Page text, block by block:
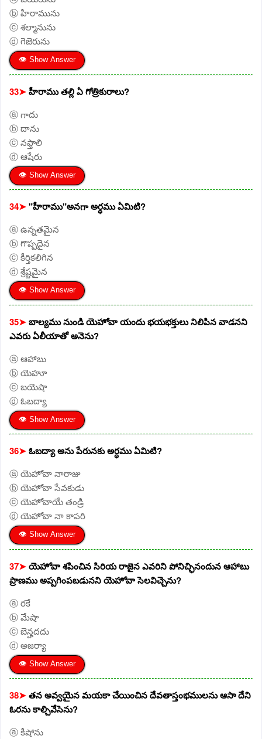
ⓑ హీరామును
ⓒ శల్మానును
ⓓ గెజెరును
👁 Show Answer
33➤హీరాము తల్లి ఏ గోత్రికురాలు?
ⓐ గాదు
ⓑ దాను
ⓒ నఫ్తాలి
ⓓ ఆషేరు
👁 Show Answer
34➤"హీరాము"అనగా అర్ధము ఏమిటి?
ⓐ ఉన్నతమైన
ⓑ గొప్పదైన
ⓒ కీర్తికలిగిన
ⓓ శ్రేష్టమైన
👁 Show Answer
35➤బాల్యము నుండి యెహోవా యందు భయభక్తులు నిలిపిన వాడనని
ఎవరు ఏలీయాతో అనెను?
ⓐ ఆహాబు
ⓑ యెహూ
ⓒ బయెషా
ⓓ ఓబద్యా
👁 Show Answer
36➤ఓబద్యా అను పేరునకు అర్ధము ఏమిటి?
ⓐ యెహోవా నారాజు
ⓑ యెహోవా సేవకుడు
ⓒ యెహోవాయే తండ్రి
ⓓ యెహోవా నా కాపరి
👁 Show Answer
37➤యెహోవా శపించిన సిరియ రాజైన ఎవరిని పోనిచ్ఛినందున ఆహాబు
ప్రాణము అప్పగింపబడునని యెహోవా సెలవిచ్చెను?
ⓐ రకే
ⓑ మేషా
ⓒ బెన్హదదు
ⓓ అజర్యా
👁 Show Answer
38➤తన అవ్వయైన మయకా చేయించిన దేవతాస్తంభములను ఆసా దేని
ఓరను కాల్చివేసెను?
ⓐ కీషోను